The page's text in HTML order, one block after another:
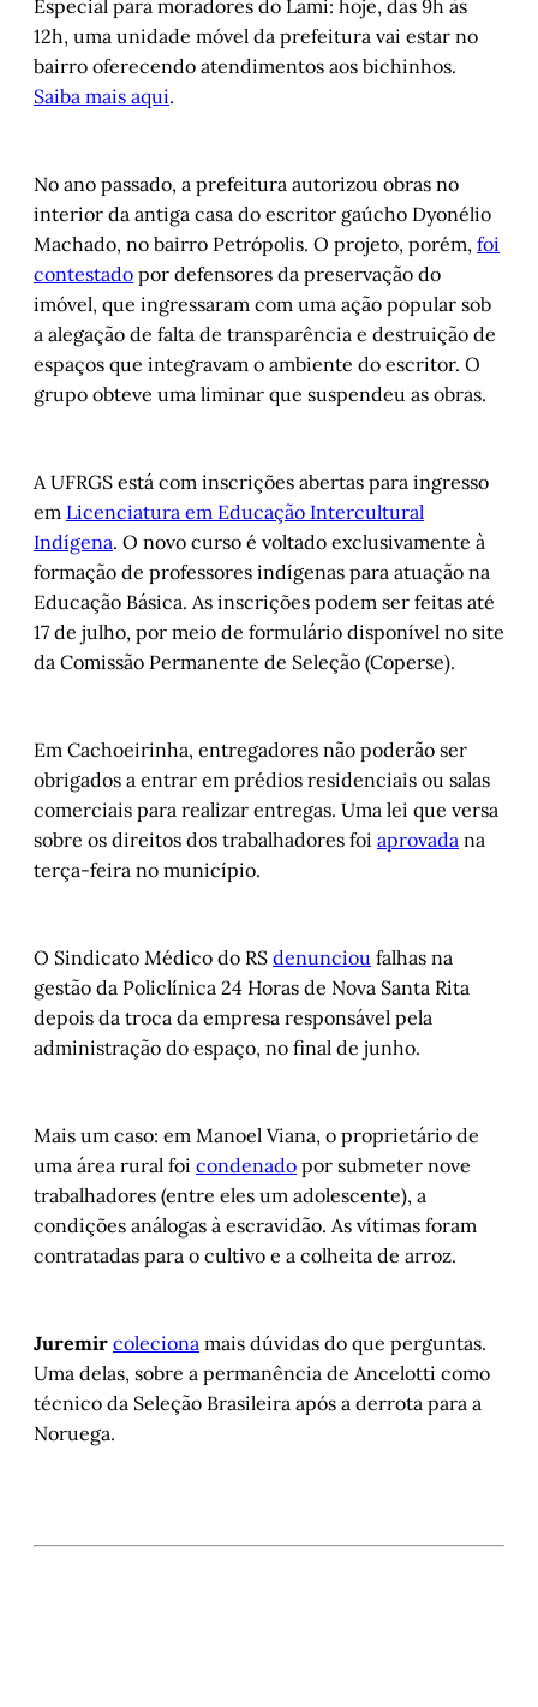
Especial para moradores do Lami: hoje, das 9h às
12h, uma unidade móvel da prefeitura vai estar no
bairro oferecendo atendimentos aos bichinhos.
Saiba mais aqui.
No ano passado, a prefeitura autorizou obras no
interior da antiga casa do escritor gaúcho Dyonélio
Machado, no bairro Petrópolis. O projeto, porém, foi
contestado por defensores da preservação do
imóvel, que ingressaram com uma ação popular sob
a alegação de falta de transparência e destruição de
espaços que integravam o ambiente do escritor. O
grupo obteve uma liminar que suspendeu as obras.
A UFRGS está com inscrições abertas para ingresso
em Licenciatura em Educação Intercultural
Indígena. O novo curso é voltado exclusivamente à
formação de professores indígenas para atuação na
Educação Básica. As inscrições podem ser feitas até
17 de julho, por meio de formulário disponível no site
da Comissão Permanente de Seleção (Coperse).
Em Cachoeirinha, entregadores não poderão ser
obrigados a entrar em prédios residenciais ou salas
comerciais para realizar entregas. Uma lei que versa
sobre os direitos dos trabalhadores foi aprovada na
terça-feira no município.
O Sindicato Médico do RS denunciou falhas na
gestão da Policlínica 24 Horas de Nova Santa Rita
depois da troca da empresa responsável pela
administração do espaço, no final de junho.
Mais um caso: em Manoel Viana, o proprietário de
uma área rural foi condenado por submeter nove
trabalhadores (entre eles um adolescente), a
condições análogas à escravidão. As vítimas foram
contratadas para o cultivo e a colheita de arroz.
Juremir coleciona mais dúvidas do que perguntas.
Uma delas, sobre a permanência de Ancelotti como
técnico da Seleção Brasileira após a derrota para a
Noruega.